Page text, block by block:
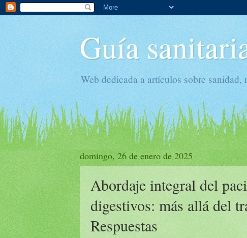
Guía
Web dedicada a artículos sobre
domingo, 26 de enero de 2025
Abordaje integral del
digestivos: más allá del
Respuestas